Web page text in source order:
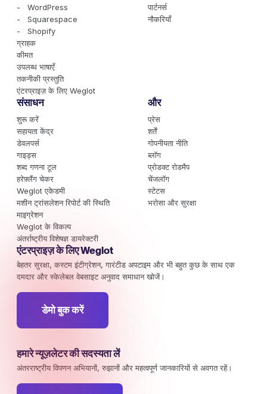
- WordPress
- Squarespace
- Shopify
ग्राहक
कीमत
उपलब्ध भाषाएँ
तकनीकी प्रस्तुति
एंटरप्राइज़ के लिए Weglot
पार्टनर्स
नौकरियाँ
संसाधन
शुरू करें
सहायता केंद्र
डेवलपर्स
गाइड्स
शब्द गणना टूल
हरेफ़्लैंग चेकर
Weglot एकेडमी
मशीन ट्रांसलेशन रिपोर्ट की स्थिति
माइग्रेशन
Weglot के विकल्प
अंतर्राष्ट्रीय विशेषज्ञ डायरेक्टरी
और
प्रेस
शर्तें
गोपनीयता नीति
ब्लॉग
प्रोडक्ट रोडमैप
चेंजलॉग
स्टेटस
भरोसा और सुरक्षा
एंटरप्राइज़ के लिए Weglot
बेहतर सुरक्षा, कस्टम इंटीग्रेशन, गारंटीड अपटाइम और भी बहुत कुछ के साथ एक
दमदार और स्केलेबल वेबसाइट अनुवाद समाधान खोजें।
डेमो बुक करें
हमारे न्यूज़लेटर की सदस्यता लें
अंतरराष्ट्रीय विपणन अभियानों, रुझानों और महत्वपूर्ण जानकारियों से अवगत रहें।